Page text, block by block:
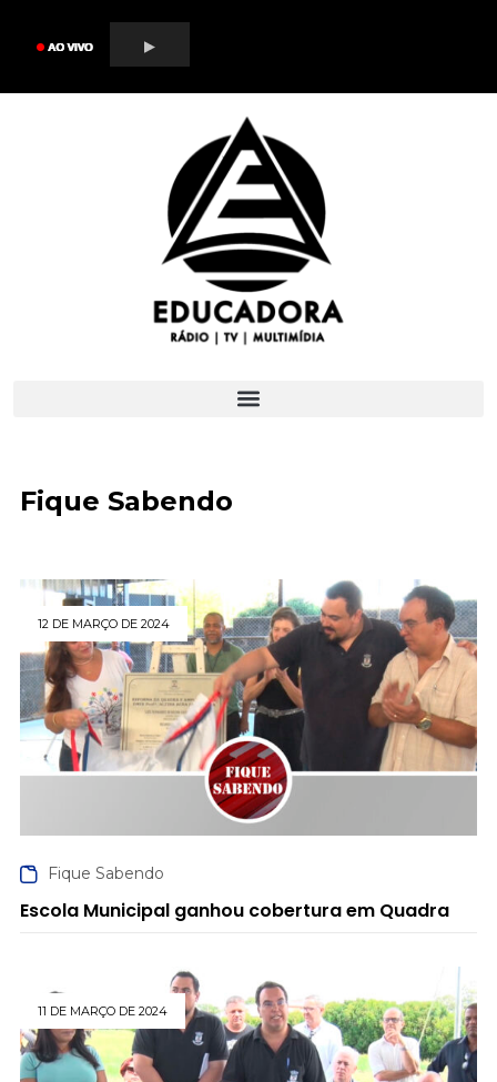
Fique Sabendo
12 DE MARÇO DE 2024
Fique Sabendo
Escola Municipal ganhou cobertura em Quadra
11 DE MARÇO DE 2024